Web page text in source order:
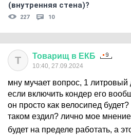
(внутренняя стена)?
227 10
Т Товарищ в ЕКБ
10:40, 27.09.2024
мну мучает вопрос, 1 литровый
если включить кондер его
он просто как велосипед будет?
таком ездил? лично мое
будет на пределе работать, а